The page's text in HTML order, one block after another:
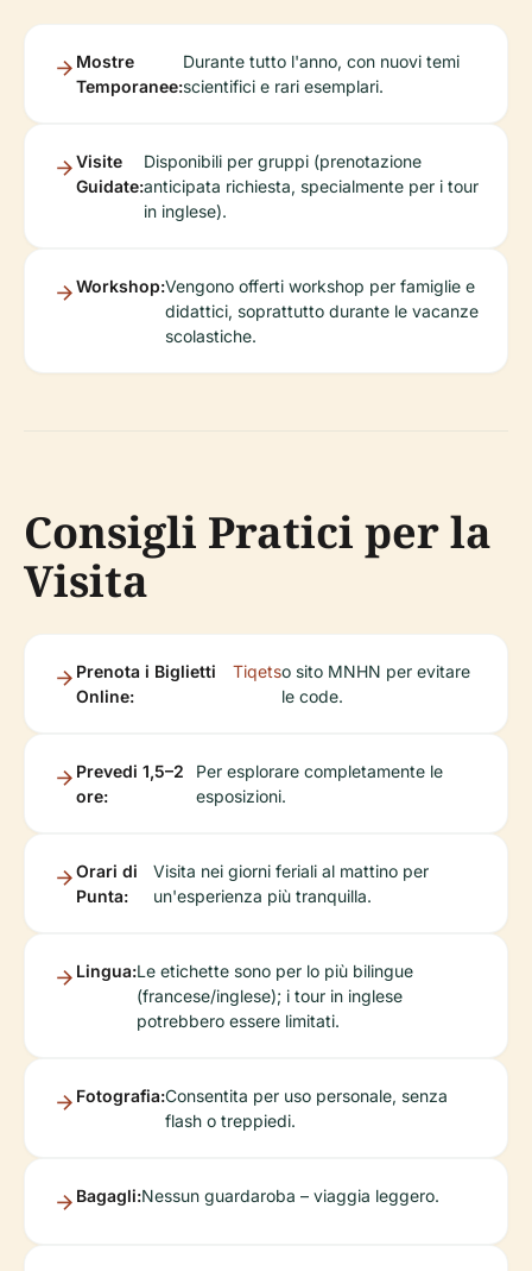
Mostre
Temporanee:
Durante tutto l'anno, con nuovi temi
scientifici e rari esemplari.
Visite
Guidate:
Disponibili per gruppi (prenotazione
anticipata richiesta, specialmente per i tour
in inglese).
Workshop:Vengono offerti workshop per famiglie e
didattici, soprattutto durante le vacanze
scolastiche.
Consigli Pratici per la
Visita
Prenota i Biglietti
Online:
Tiqetso sito MNHN per evitare
le code.
Prevedi 1,5–2
ore:
Per esplorare completamente le
esposizioni.
Orari di
Punta:
Visita nei giorni feriali al mattino per
un'esperienza più tranquilla.
Lingua:Le etichette sono per lo più bilingue
(francese/inglese); i tour in inglese
potrebbero essere limitati.
Fotografia:Consentita per uso personale, senza
flash o treppiedi.
Bagagli:Nessun guardaroba – viaggia leggero.